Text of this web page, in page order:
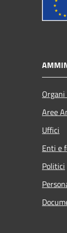
Aree
Uffici
Enti e
Politici